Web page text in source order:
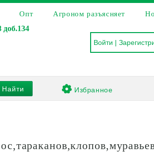
Опт Агроном разъясняет
доб.134
Войти |
Найти Избранное